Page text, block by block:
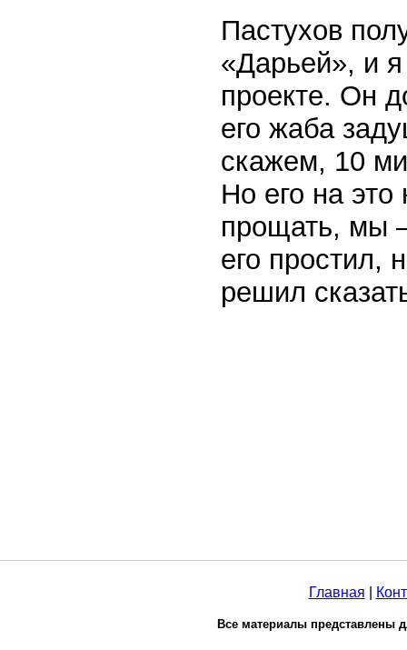
Пастухов
«Дарьей», и
проекте. Он
его жаба
скажем, 10
Но его на
прощать, мы
его простил,
решил
Главная
Все материалы представлены